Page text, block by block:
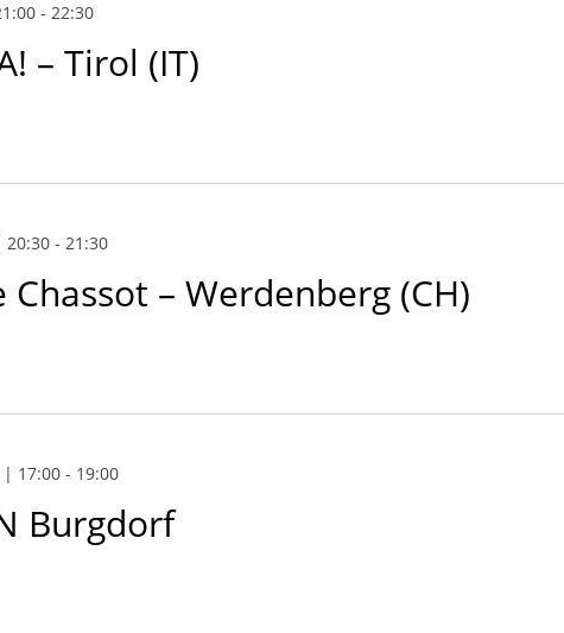
– Tirol (IT)
- 22:30
Chassot – Werdenberg (CH)
20:30- 21:30
Burgdorf
| 17:00- 19:00